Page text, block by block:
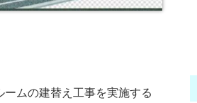
ムの建替え工事を実施する